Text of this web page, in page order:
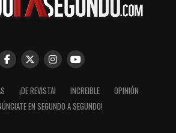
¡DE REVISTA! INCREIBLE
OPINIÓN
EN SEGUNDO A SEGUNDO!